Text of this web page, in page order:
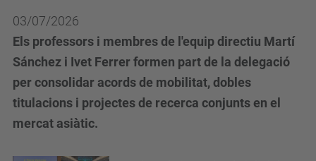
03/07/2026
Els professors i membres de l'equip directiu Martí
Sánchez i Ivet Ferrer formen part de la delegació
per consolidar acords de mobilitat, dobles
titulacions i projectes de recerca conjunts en el
mercat asiàtic.